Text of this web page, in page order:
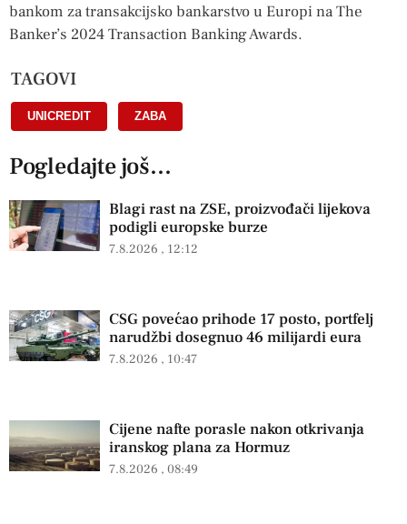
bankom za transakcijsko bankarstvo u Europi na The
Banker’s 2024 Transaction Banking Awards.
TAGOVI
UNICREDIT ZABA
Pogledajte još...
Blagi rast na ZSE, proizvođači lijekova
podigli europske burze
7.8.2026 12:12
CSG povećao prihode 17 posto, portfelj
narudžbi dosegnuo 46 milijardi eura
7.8.2026 10:47
Cijene nafte porasle nakon otkrivanja
iranskog plana za Hormuz
7.8.2026 08:49